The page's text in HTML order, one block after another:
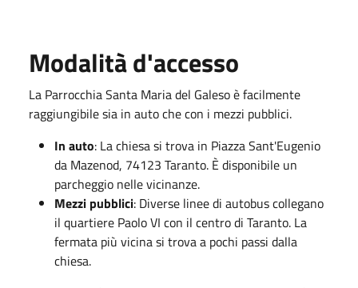
Modalità d'accesso
La Parrocchia Santa Maria del Galeso è facilmente
raggiungibile sia in auto che con i mezzi pubblici.
In auto: La chiesa si trova in Piazza Sant'Eugenio
da Mazenod, 74123 Taranto. È disponibile un
parcheggio nelle vicinanze.
Mezzi pubblici: Diverse linee di autobus collegano
il quartiere Paolo VI con il centro di Taranto. La
fermata più vicina si trova a pochi passi dalla
chiesa.